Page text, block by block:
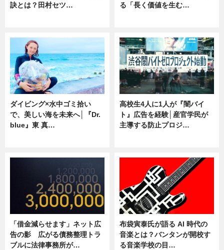
訣とは？田村セツ…
る「長く価値を生む…
ダイビング×水中ゴミ拾い
で、美しい海を未来へ│『Dr.
blue』東 真…
高校生4人に1人が『闇バイ
ト』広告を経験│産官学民が
主導する防止プロジ…
「借金減らせます」ネット広
告の影 広がる債務整理トラ
ブルに法律事務所が…
布袋寅泰氏が語る AI 時代の
音楽とは？バンタンが開校す
る音楽学校の目…